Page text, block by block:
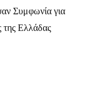
Συμφωνία για
της Ελλάδας